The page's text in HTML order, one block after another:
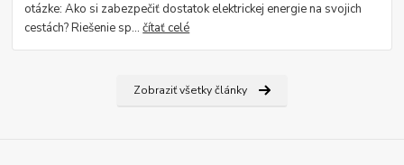
otázke: Ako si zabezpečiť dostatok elektrickej energie na svojich
cestách? Riešenie sp...čítať celé
Zobraziť všetky články